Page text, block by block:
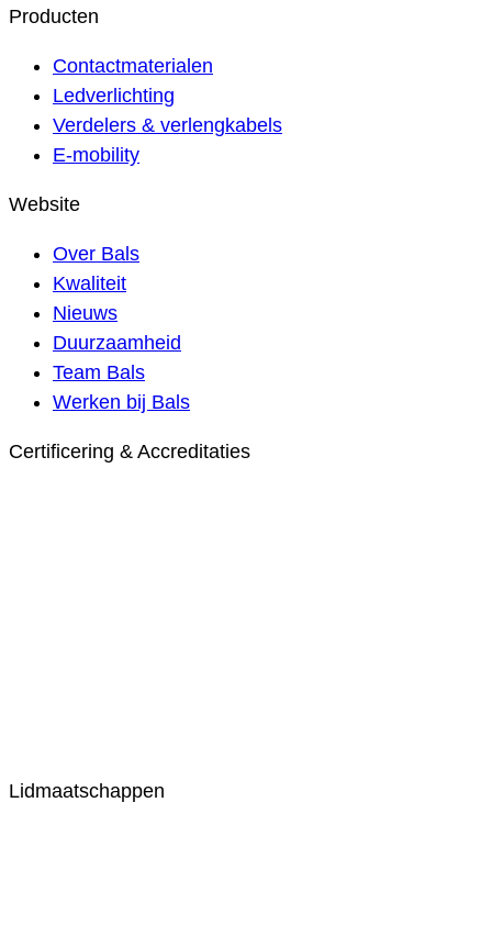
Producten
Contactmaterialen
Ledverlichting
Verdelers & verlengkabels
E-mobility
Website
Over Bals
Kwaliteit
Nieuws
Duurzaamheid
Team Bals
Werken bij Bals
Certificering & Accreditaties
Lidmaatschappen